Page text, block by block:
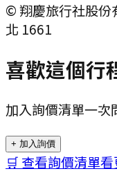
© 翔慶旅行社股
北 1661
喜歡這個行
加入詢價清單一次
+ 加入詢價
🛒 查看詢價清單看